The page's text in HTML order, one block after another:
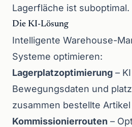
Lagerfläche ist suboptimal.
Die KI-Lösung
Intelligente Warehouse-
Systeme optimieren:
Lagerplatzoptimierung –
Bewegungsdaten und
zusammen bestellte
Kommissionierrouten –